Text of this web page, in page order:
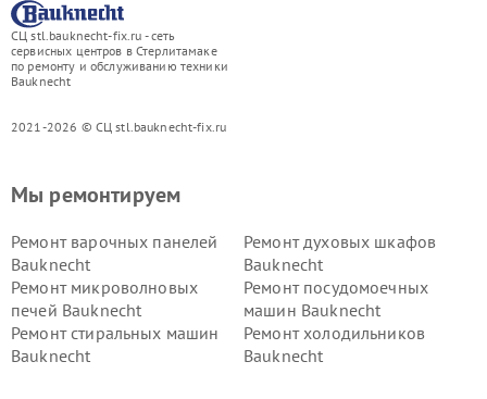
СЦ stl.bauknecht-fix.ru - сеть
сервисных центров в Стерлитамаке
по ремонту и обслуживанию техники
Bauknecht
2021-2026 © СЦ stl.bauknecht-fix.ru
Мы ремонтируем
Ремонт варочных панелей
Bauknecht
Ремонт духовых шкафов
Bauknecht
Ремонт микроволновых
печей Bauknecht
Ремонт посудомоечных
машин Bauknecht
Ремонт стиральных машин
Bauknecht
Ремонт холодильников
Bauknecht